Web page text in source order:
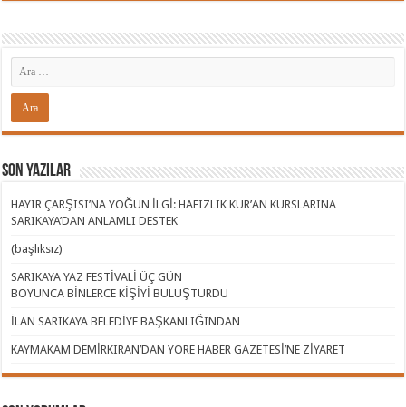
Son Yazılar
HAYIR ÇARŞISI’NA YOĞUN İLGİ: HAFIZLIK KUR’AN KURSLARINA
SARIKAYA’DAN ANLAMLI DESTEK
(başlıksız)
SARIKAYA YAZ FESTİVALİ ÜÇ GÜN
BOYUNCA BİNLERCE KİŞİYİ BULUŞTURDU
İLAN SARIKAYA BELEDİYE BAŞKANLIĞINDAN
KAYMAKAM DEMİRKIRAN’DAN YÖRE HABER GAZETESİ’NE ZİYARET